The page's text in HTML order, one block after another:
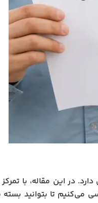
در این مقاله، با تمرکز
می‌کنیم تا بتوانید بسته